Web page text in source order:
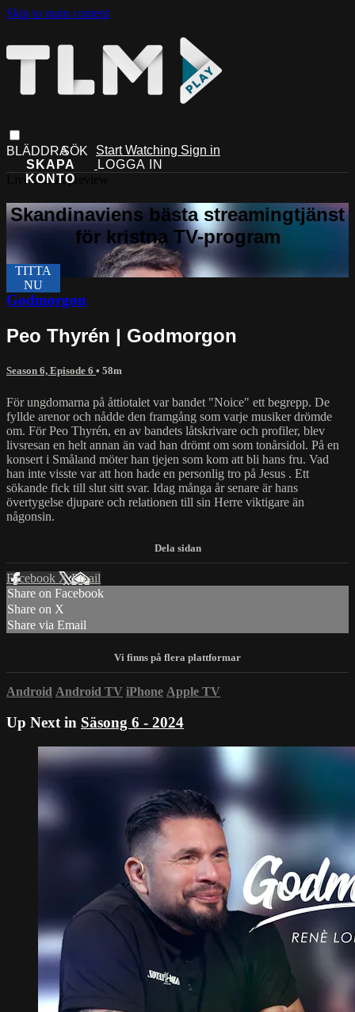
Skip to main content
Start Watching Sign in
Live stream preview
Godmorgon
Peo Thyrén | Godmorgon
Season 6, Episode 6 • 58m
För ungdomarna på åttiotalet var bandet "Noice" ett begrepp. De
fyllde arenor och nådde den framgång som varje musiker drömde
om. För Peo Thyrén, en av bandets låtskrivare och profiler, blev
livsresan en helt annan än vad han drömt om som tonårsidol. På en
konsert i Småland möter han tjejen som kom att bli hans fru. Vad
han inte visste var att hon hade en personlig tro på Jesus . Ett
sökande fick till slut sitt svar. Idag många år senare är hans
övertygelse djupare och relationen till sin Herre viktigare än
någonsin.
Facebook XEmail
Share on Facebook
Share on X
Share via Email
Android Android TV iPhone Apple TV
Up Next in Säsong 6 - 2024